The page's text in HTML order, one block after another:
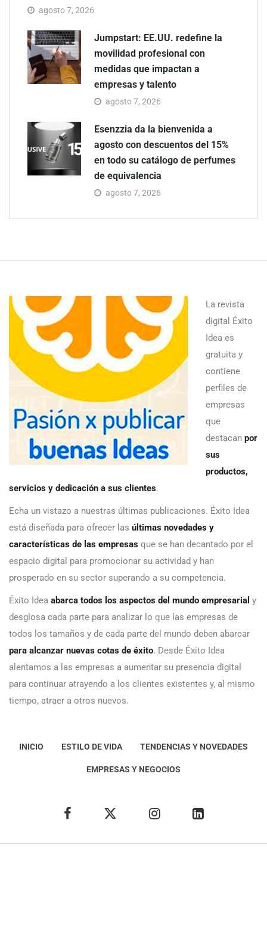
agosto 7, 2026
Jumpstart: EE.UU. redefine la
movilidad profesional con
medidas que impactan a
empresas y talento
agosto 7, 2026
Esenzzia da la bienvenida a
agosto con descuentos del 15%
en todo su catálogo de perfumes
de equivalencia
agosto 7, 2026
La revista
digital Éxito
Idea es
gratuita y
contiene
perfiles de
empresas
que
destacan por
sus
productos,
servicios y dedicación a sus clientes.
Echa un vistazo a nuestras últimas publicaciones. Éxito Idea
está diseñada para ofrecer las últimas novedades y
características de las empresas que se han decantado por el
espacio digital para promocionar su actividad y han
prosperado en su sector superando a su competencia.
Éxito Idea abarca todos los aspectos del mundo empresarial y
desglosa cada parte para analizar lo que las empresas de
todos los tamaños y de cada parte del mundo deben abarcar
para alcanzar nuevas cotas de éxito. Desde Éxito Idea
alentamos a las empresas a aumentar su presencia digital
para continuar atrayendo a los clientes existentes y, al mismo
tiempo, atraer a otros nuevos.
INICIO ESTILO DE VIDA TENDENCIAS Y NOVEDADES
EMPRESAS Y NEGOCIOS